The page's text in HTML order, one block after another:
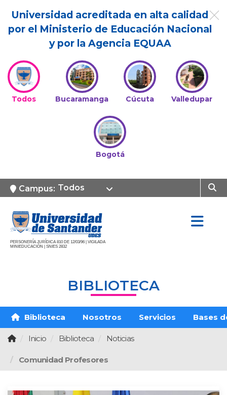
Universidad acreditada en alta calidad
por el Ministerio de Educación Nacional
y por la Agencia EQUAA
Todos Bucaramanga Cúcuta Valledupar
Bogotá
Campus: Todos
PERSONERÍA JURÍDICA 810 DE 12/03/96 | VIGILADA
MINIEDUCACIÓN | SNIES 2832
BIBLIOTECA
Biblioteca Nosotros Servicios Bases
Inicio Biblioteca Noticias
Comunidad Profesores